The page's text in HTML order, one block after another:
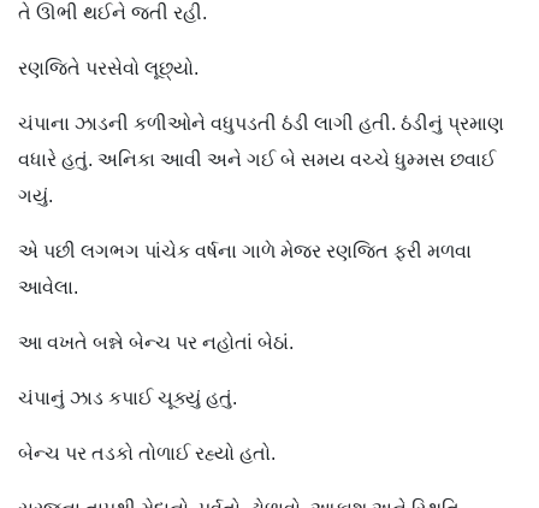
તે ઊભી થઈને જતી રહી.
રણજિતે પરસેવો લૂછ્યો.
ચંપાના ઝાડની કળીઓને વધુપડતી ઠંડી લાગી હતી. ઠંડીનું પ્રમાણ
વધારે હતું. અનિકા આવી અને ગઈ બે સમય વચ્ચે ધુમ્મસ છવાઈ
ગયું.
એ પછી લગભગ પાંચેક વર્ષના ગાળે મેજર રણજિત ફરી મળવા
આવેલા.
આ વખતે બન્ને બેન્ચ પર નહોતાં બેઠાં.
ચંપાનું ઝાડ કપાઈ ચૂક્યું હતું.
બેન્ચ પર તડકો તોળાઈ રહ્યો હતો.